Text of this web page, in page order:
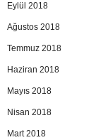
Eylül 2018
Ağustos 2018
Temmuz 2018
Haziran 2018
Mayıs 2018
Nisan 2018
Mart 2018